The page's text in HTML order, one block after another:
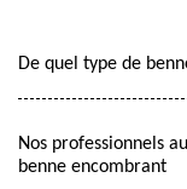
De quel type de
Nos professionnels
benne encombrant